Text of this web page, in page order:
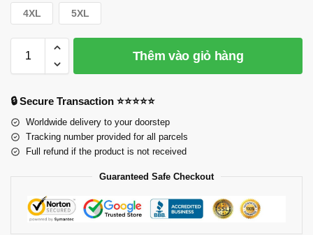
4XL 5XL
Thêm vào giỏ hàng
🔒 Secure Transaction ⭐⭐⭐⭐⭐
Worldwide delivery to your doorstep
Tracking number provided for all parcels
Full refund if the product is not received
Guaranteed Safe Checkout